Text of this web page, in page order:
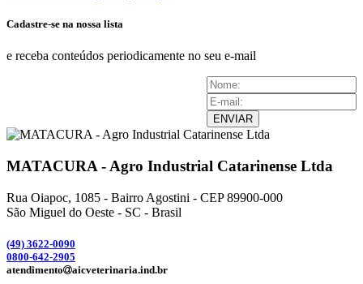
Cadastre-se na nossa lista
e receba conteúdos periodicamente no seu e-mail
ENVIAR
MATACURA - Agro Industrial Catarinense Ltda
Rua Oiapoc, 1085 - Bairro Agostini - CEP 89900-000
São Miguel do Oeste - SC - Brasil
(49) 3622-0090
0800-642-2905
atendimento
aicveterinaria.ind.br